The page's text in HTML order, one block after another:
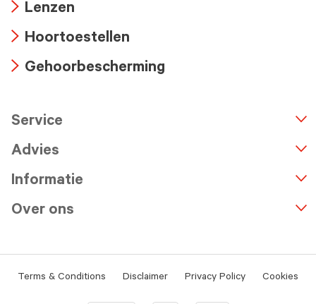
icon
icon
Lenzen
icon
Hoortoestellen
Gehoorbescherming
Service
Advies
Informatie
Over ons
Terms & Conditions Disclaimer Privacy Policy Cookies